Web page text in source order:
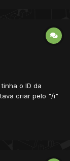
o ID da
criar pelo "/i"